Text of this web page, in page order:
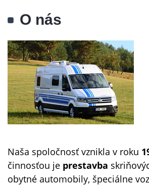
O nás
Naša spoločnosť vznikla v roku
činnosťou je prestavba
obytné automobily, špeciálne